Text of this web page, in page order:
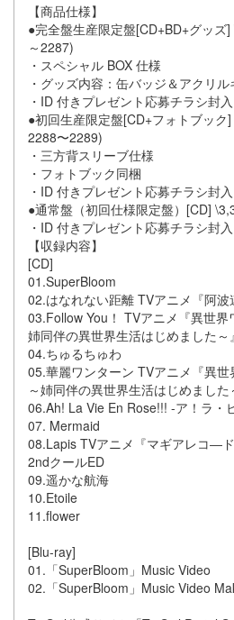
【商品仕様】
●完全盤生産限定盤[CD+BD+グッズ
～2287)
・スペシャル BOX 仕様
・グッズ内容：缶バッジ＆アクリ
・ID 付きプレゼント応募チラシ封入
●初回生産限定盤[CD+フォトブック
2288〜2289)
・三方背スリーブ仕様
・フォトブック同梱
・ID 付きプレゼント応募チラシ封入
●通常盤（初回仕様限定盤）[CD]
・ID 付きプレゼント応募チラシ封
【収録内容】
[CD]
01.SuperBloom
02.はなれない距離 TVアニメ『阿
03.Follow You！ TVアニメ『異世界
姉同伴の異世界生活はじめました～
04.ちゅるちゅわ
05.華麗ワンターン TVアニメ『異
～姉同伴の異世界生活はじめました
06.Ah! La Vie En Rose!!! -ア！ラ・
07. Mermaid
08.Lapis TVアニメ『マギアレコ―
2ndクールED
09.遥かな航海
10.Etoile
11.flower
[Blu-ray]
01.「SuperBloom」Music Video
02.「SuperBloom」Music Video